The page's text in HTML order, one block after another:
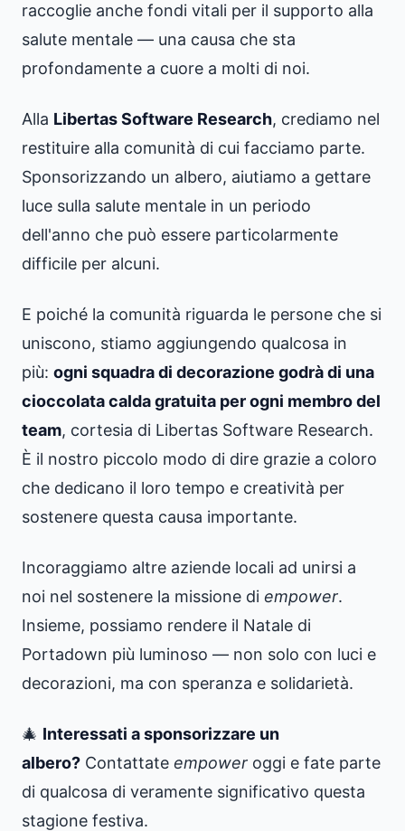
raccoglie anche fondi vitali per il supporto alla
salute mentale — una causa che sta
profondamente a cuore a molti di noi.
Alla Libertas Software Research, crediamo nel
restituire alla comunità di cui facciamo parte.
Sponsorizzando un albero, aiutiamo a gettare
luce sulla salute mentale in un periodo
dell'anno che può essere particolarmente
difficile per alcuni.
E poiché la comunità riguarda le persone che si
uniscono, stiamo aggiungendo qualcosa in
più: ogni squadra di decorazione godrà di una
cioccolata calda gratuita per ogni membro del
team, cortesia di Libertas Software Research.
È il nostro piccolo modo di dire grazie a coloro
che dedicano il loro tempo e creatività per
sostenere questa causa importante.
Incoraggiamo altre aziende locali ad unirsi a
noi nel sostenere la missione di empower.
Insieme, possiamo rendere il Natale di
Portadown più luminoso — non solo con luci e
decorazioni, ma con speranza e solidarietà.
🎄 Interessati a sponsorizzare un
albero? Contattate empower oggi e fate parte
di qualcosa di veramente significativo questa
stagione festiva.